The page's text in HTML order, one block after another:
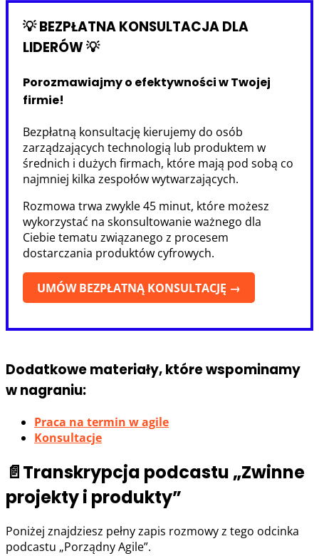
💡 BEZPŁATNA KONSULTACJA DLA
LIDERÓW 💡
Porozmawiajmy o efektywności w Twojej
firmie!
Bezpłatną konsultację kierujemy do osób
zarządzających technologią lub produktem w
średnich i dużych firmach, które mają pod sobą co
najmniej kilka zespołów wytwarzających.
Rozmowa trwa zwykle 45 minut, które możesz
wykorzystać na skonsultowanie ważnego dla
Ciebie tematu związanego z procesem
dostarczania produktów cyfrowych.
UMÓW BEZPŁATNĄ KONSULTACJĘ →
Dodatkowe materiały, które wspominamy
w nagraniu:
Praca na termin w agile
Konsultacje
📄Transkrypcja podcastu „Zwinne
projekty i produkty”
Poniżej znajdziesz pełny zapis rozmowy z tego odcinka
podcastu „Porządny Agile”.